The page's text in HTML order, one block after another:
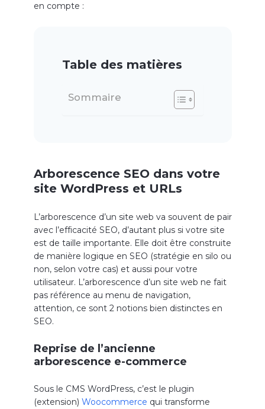
en compte :
Table des matières
Sommaire
Arborescence SEO dans votre
site WordPress et URLs
L’arborescence d’un site web va souvent de pair
avec l’efficacité SEO, d’autant plus si votre site
est de taille importante. Elle doit être construite
de manière logique en SEO (stratégie en silo ou
non, selon votre cas) et aussi pour votre
utilisateur. L’arborescence d’un site web ne fait
pas référence au menu de navigation,
attention, ce sont 2 notions bien distinctes en
SEO.
Reprise de l’ancienne
arborescence e-commerce
Sous le CMS WordPress, c’est le plugin
(extension) Woocommerce qui transforme